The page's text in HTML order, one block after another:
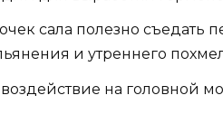
сала полезно съедать
и утреннего
на головной